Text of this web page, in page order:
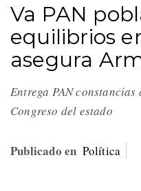
Va PAN
equilibrios
asegura
Entrega PAN
Congreso del estado
Publicado en Política